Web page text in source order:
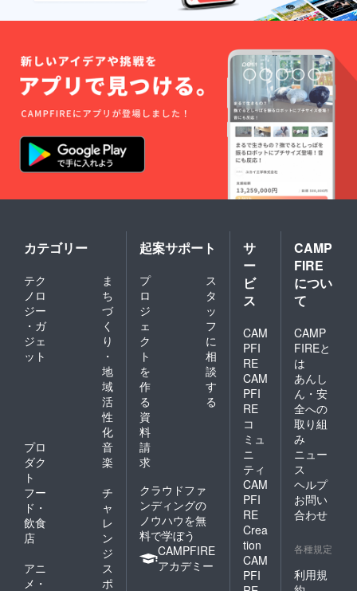
カテゴリー
テク
ノロ
ジー
・ガ
ジェ
ット
ま
ち
づ
く
り
・
地
域
活
性
化
プロ
ダク
ト
音
楽
フー
ド・
飲食
店
チ
ャ
レ
ン
ジ
アニ
メ・
ス
ポ
起案サポート
プ
ロ
ジ
ェ
ク
ト
を
作
る
ス
タ
ッ
フ
に
相
談
す
る
資
料
請
求
クラウドファ
ンディングの
ノウハウを無
料で学ぼう
CAMPFIRE
アカデミー
サ
ー
ビ
ス
CAM
PFI
RE
CAM
PFI
RE
コ
ミュ
ニ
ティ
CAM
PFI
RE
Crea
tion
CAM
PFI
CAMP
FIRE
につい
て
CAMP
FIREと
は
あんし
ん・安
全への
取り組
み
ニュー
ス
ヘルプ
お問い
合わせ
各種規定
利用規